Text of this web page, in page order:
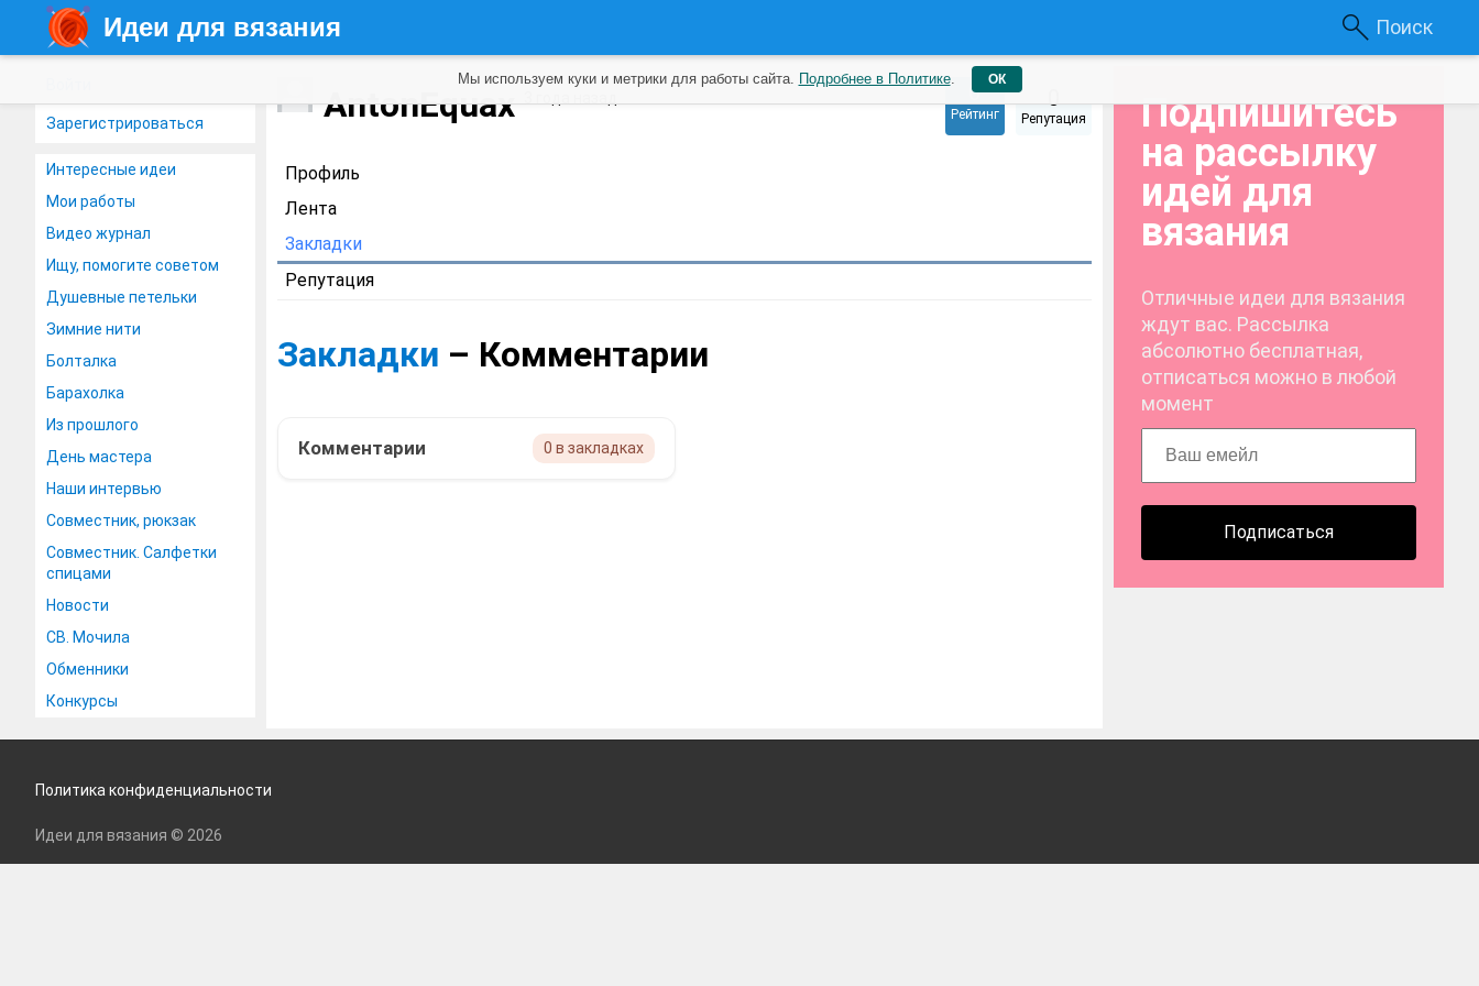
Идеи для вязания Поиск
Зарегистрироваться
Интересные идеи
Мои работы
Видео журнал
Ищу, помогите советом
Душевные петельки
Зимние нити
Болталка
Барахолка
Из прошлого
День мастера
Наши интервью
Совместник, рюкзак
Совместник. Салфетки
спицами
Новости
СВ. Мочила
Обменники
Конкурсы
AntonEquax 0
Рейтинг
0
Репутация
Профиль
Лента
Закладки
Репутация
Закладки – Комментарии
Комментарии 0 в закладках
Подпишитесь
на рассылку
идей для
вязания
Отличные идеи для вязания
ждут вас. Рассылка
абсолютно бесплатная,
отписаться можно в любой
момент
Подписаться
Мы используем куки и метрики для работы сайта. Подробнее в Политике. ОК
Политика конфиденциальности
Идеи для вязания © 2026